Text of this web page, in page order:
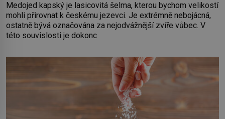
Medojed kapský je lasicovitá šelma, kterou bychom velikostí
mohli přirovnat k českému jezevci. Je extrémně nebojácná,
ostatně bývá označována za nejodvážnější zvíře vůbec. V
této souvislosti je dokonc